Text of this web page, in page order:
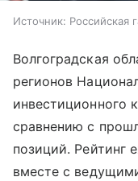
Источник: Российская
Волгоградская
регионов
инвестиционного
сравнению с
позиций. Рейтинг
вместе с